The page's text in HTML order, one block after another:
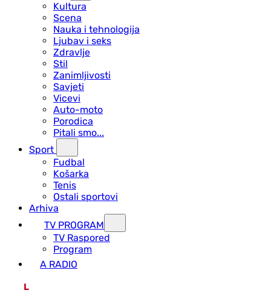
Kultura
Scena
Nauka i tehnologija
Ljubav i seks
Zdravlje
Stil
Zanimljivosti
Savjeti
Vicevi
Auto-moto
Porodica
Pitali smo...
Sport
Fudbal
Košarka
Tenis
Ostali sportovi
Arhiva
TV PROGRAM
ТV Raspored
Program
A RADIO
L